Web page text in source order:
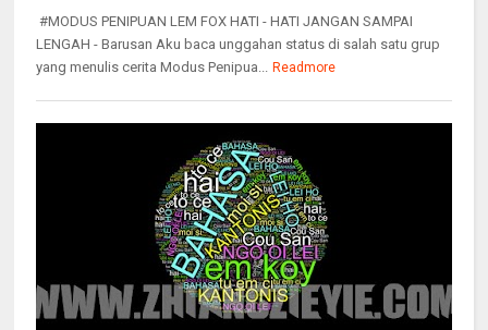
#MODUS PENIPUAN LEM FOX HATI - HATI JANGAN SAMPAI
LENGAH - Barusan Aku baca unggahan status di salah satu grup
yang menulis cerita Modus Penipua... Readmore